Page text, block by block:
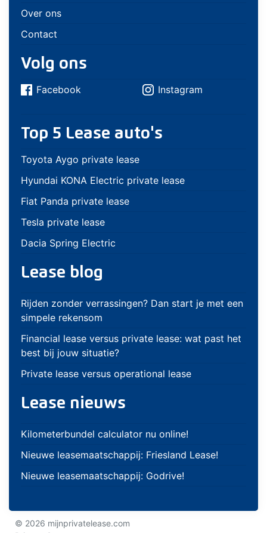
Over ons
Contact
Volg ons
Facebook Instagram
Top 5 Lease auto's
Toyota Aygo private lease
Hyundai KONA Electric private lease
Fiat Panda private lease
Tesla private lease
Dacia Spring Electric
Lease blog
Rijden zonder verrassingen? Dan start je met een
simpele rekensom
Financial lease versus private lease: wat past het
best bij jouw situatie?
Private lease versus operational lease
Lease nieuws
Kilometerbundel calculator nu online!
Nieuwe leasemaatschappij: Friesland Lease!
Nieuwe leasemaatschappij: Godrive!
© 2026 mijnprivatelease.com